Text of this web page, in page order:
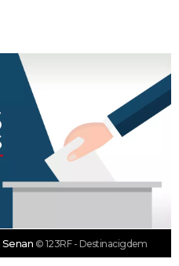
© 123RF - Destinacigdem